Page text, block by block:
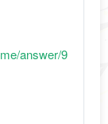
answer/9